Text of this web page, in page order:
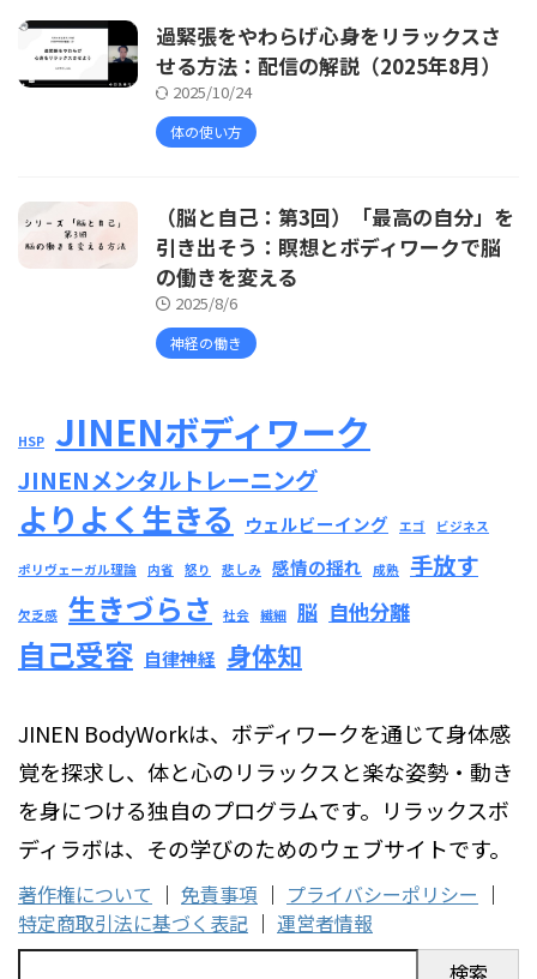
過緊張をやわらげ心身をリラックスさ
せる方法：配信の解説（2025年8月）
2025/10/24
体の使い方
（脳と自己：第3回）「最高の自分」を
引き出そう：瞑想とボディワークで脳
の働きを変える
2025/8/6
神経の働き
HSP JINENボディワーク
JINENメンタルトレーニング
よりよく生きる ウェルビーイング エゴ ビジネス
ポリヴェーガル理論 内省 怒り 悲しみ 感情の揺れ 成熟 手放す
欠乏感 生きづらさ 社会 繊細 脳 自他分離
自己受容 自律神経 身体知
JINEN BodyWorkは、ボディワークを通じて身体感
覚を探求し、体と心のリラックスと楽な姿勢・動き
を身につける独自のプログラムです。リラックスボ
ディラボは、その学びのためのウェブサイトです。
著作権について ｜ 免責事項 ｜ プライバシーポリシー ｜
特定商取引法に基づく表記 ｜ 運営者情報
検索